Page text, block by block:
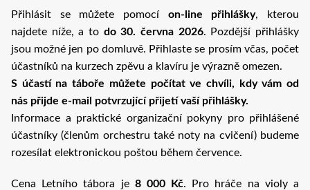
Přihlásit se můžete pomocí on-line přihlášky, kterou
najdete níže, a to do 30. června 2026. Pozdější přihlášky
jsou možné jen po domluvě. Přihlaste se prosím včas, počet
účastníků na kurzech zpěvu a klavíru je výrazně omezen.
S účastí na táboře můžete počítat ve chvíli, kdy vám od
nás přijde e-mail potvrzující přijetí vaší přihlášky.
Informace a praktické organizační pokyny pro přihlášené
účastníky (členům orchestru také noty na cvičení) budeme
rozesílat elektronickou poštou během července.
Cena Letního tábora je 8 000 Kč. Pro hráče na violy a